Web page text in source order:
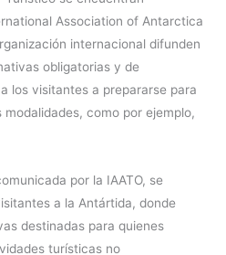
Association of Antarctica
internacional difunden
obligatorias y de
los visitantes a prepararse para
como por ejemplo,
por la IAATO, se
a la Antártida, donde
destinadas para quienes
turísticas no